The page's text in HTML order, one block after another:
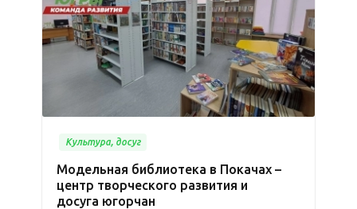
Культура, досуг
Модельная библиотека в Покачах –
центр творческого развития и
досуга югорчан